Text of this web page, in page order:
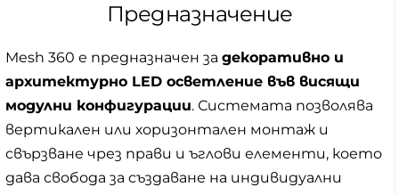
Предназначение
Mesh 360 е предназначен за декоративно и
архитектурно LED осветление във висящи
модулни конфигурации. Системата позволява
вертикален или хоризонтален монтаж и
свързване чрез прави и ъглови елементи, което
дава свобода за създаване на индивидуални